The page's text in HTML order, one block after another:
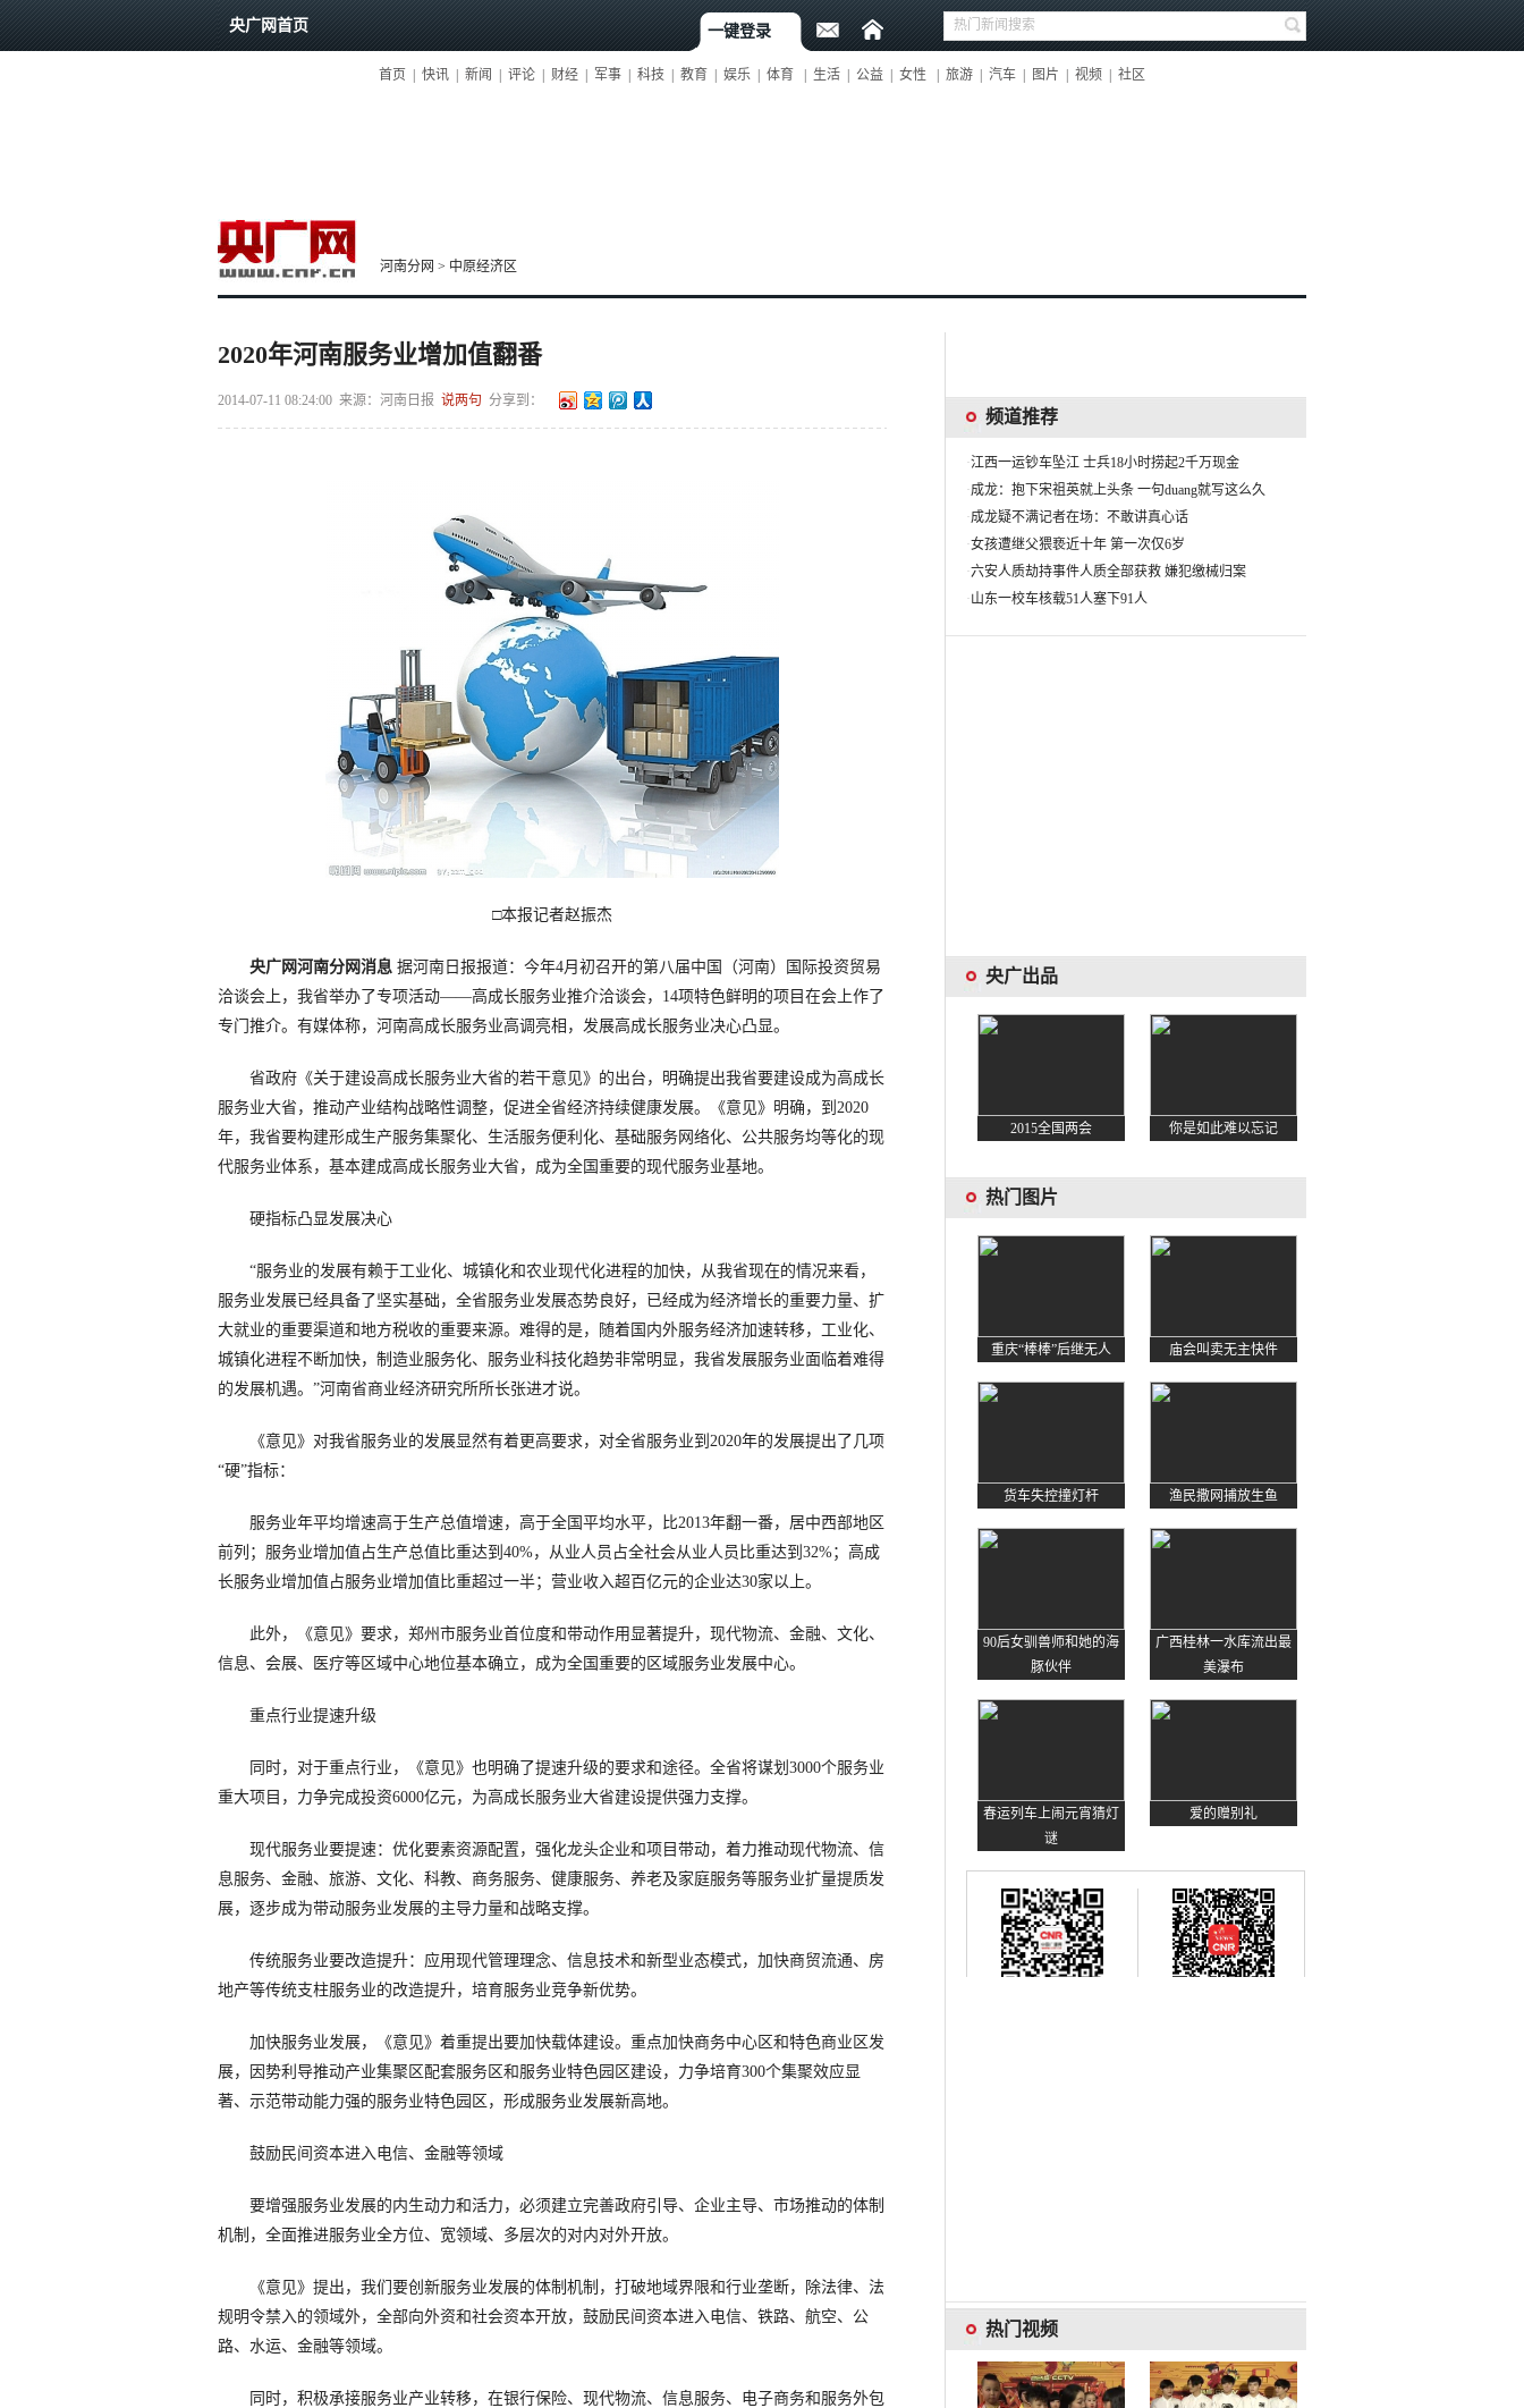
央广网首页 一键登录
首页 快讯 新闻 评论 财经 军事 科技 教育 娱乐 体育 生活 公益 女性 旅游 汽车 图片 视频 社区
河南分网 > 中原经济区
2020年河南服务业增加值翻番
2014-07-11 08:24:00 来源： 河南日报 说两句 分享到：
□本报记者赵振杰
央广网河南分网消息 据河南日报报道：今年4月初召开的第八届中国（河南）国际投资贸易
洽谈会上，我省举办了专项活动——高成长服务业推介洽谈会，14项特色鲜明的项目在会上作了
专门推介。有媒体称，河南高成长服务业高调亮相，发展高成长服务业决心凸显。
省政府《关于建设高成长服务业大省的若干意见》的出台，明确提出我省要建设成为高成长
服务业大省，推动产业结构战略性调整，促进全省经济持续健康发展。《意见》明确，到2020
年，我省要构建形成生产服务集聚化、生活服务便利化、基础服务网络化、公共服务均等化的现
代服务业体系，基本建成高成长服务业大省，成为全国重要的现代服务业基地。
硬指标凸显发展决心
“服务业的发展有赖于工业化、城镇化和农业现代化进程的加快，从我省现在的情况来看，
服务业发展已经具备了坚实基础，全省服务业发展态势良好，已经成为经济增长的重要力量、扩
大就业的重要渠道和地方税收的重要来源。难得的是，随着国内外服务经济加速转移，工业化、
城镇化进程不断加快，制造业服务化、服务业科技化趋势非常明显，我省发展服务业面临着难得
的发展机遇。”河南省商业经济研究所所长张进才说。
《意见》对我省服务业的发展显然有着更高要求，对全省服务业到2020年的发展提出了几项
“硬”指标：
服务业年平均增速高于生产总值增速，高于全国平均水平，比2013年翻一番，居中西部地区
前列；服务业增加值占生产总值比重达到40%，从业人员占全社会从业人员比重达到32%；高成
长服务业增加值占服务业增加值比重超过一半；营业收入超百亿元的企业达30家以上。
此外，《意见》要求，郑州市服务业首位度和带动作用显著提升，现代物流、金融、文化、
信息、会展、医疗等区域中心地位基本确立，成为全国重要的区域服务业发展中心。
重点行业提速升级
同时，对于重点行业，《意见》也明确了提速升级的要求和途径。全省将谋划3000个服务业
重大项目，力争完成投资6000亿元，为高成长服务业大省建设提供强力支撑。
现代服务业要提速：优化要素资源配置，强化龙头企业和项目带动，着力推动现代物流、信
息服务、金融、旅游、文化、科教、商务服务、健康服务、养老及家庭服务等服务业扩量提质发
展，逐步成为带动服务业发展的主导力量和战略支撑。
传统服务业要改造提升：应用现代管理理念、信息技术和新型业态模式，加快商贸流通、房
地产等传统支柱服务业的改造提升，培育服务业竞争新优势。
加快服务业发展，《意见》着重提出要加快载体建设。重点加快商务中心区和特色商业区发
展，因势利导推动产业集聚区配套服务区和服务业特色园区建设，力争培育300个集聚效应显
著、示范带动能力强的服务业特色园区，形成服务业发展新高地。
鼓励民间资本进入电信、金融等领域
要增强服务业发展的内生动力和活力，必须建立完善政府引导、企业主导、市场推动的体制
机制，全面推进服务业全方位、宽领域、多层次的对内对外开放。
《意见》提出，我们要创新服务业发展的体制机制，打破地域界限和行业垄断，除法律、法
规明令禁入的领域外，全部向外资和社会资本开放，鼓励民间资本进入电信、铁路、航空、公
路、水运、金融等领域。
同时，积极承接服务业产业转移，在银行保险、现代物流、信息服务、电子商务和服务外包